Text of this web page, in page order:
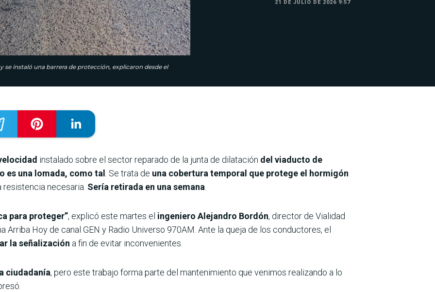
se instaló una barrera de protección, explicaron desde el
21 DE JULIO DE 2026 9:57
instalado sobre el sector reparado de la junta de dilatación del viaducto de
es una lomada, como tal
. Se trata de una cobertura temporal que protege el hormigón
necesaria. Sería retirada en una semana
para proteger”, explicó este martes el ingeniero Alejandro Bordón, director de Vialidad
Arriba Hoy de canal GEN y Radio Universo 970AM. Ante la queja de los conductores, el
la señalización a fin de evitar inconvenientes.
ciudadanía, pero este trabajo forma parte del mantenimiento que venimos realizando a lo